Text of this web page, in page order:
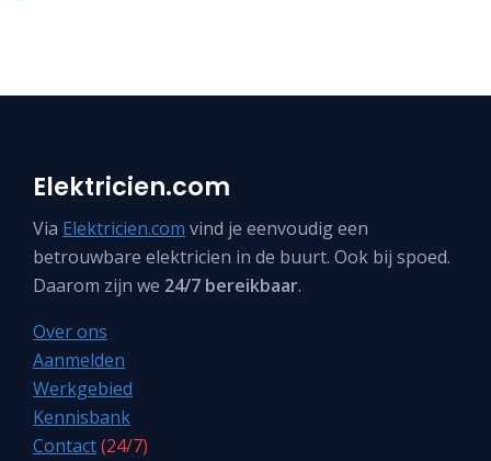
Elektricien.com
Via Elektricien.com vind je eenvoudig een
betrouwbare elektricien in de buurt. Ook bij spoed.
Daarom zijn we 24/7 bereikbaar.
Over ons
Aanmelden
Werkgebied
Kennisbank
Contact(24/7)